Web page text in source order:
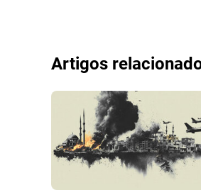
Artigos